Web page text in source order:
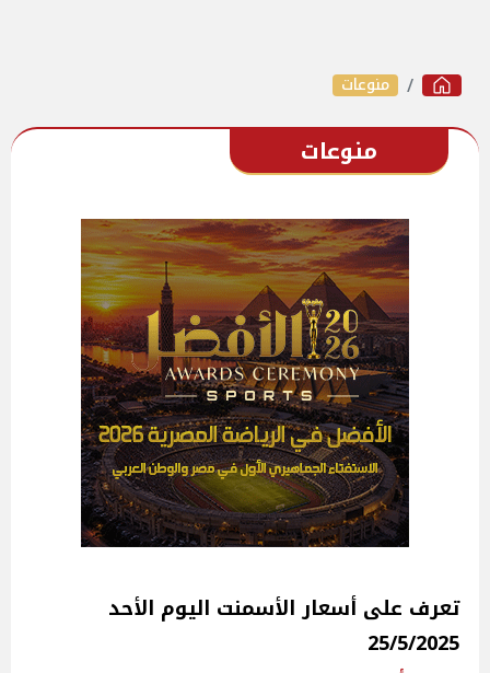
منوعات
منوعات
تعرف على أسعار الأسمنت اليوم الأحد
25/5/2025